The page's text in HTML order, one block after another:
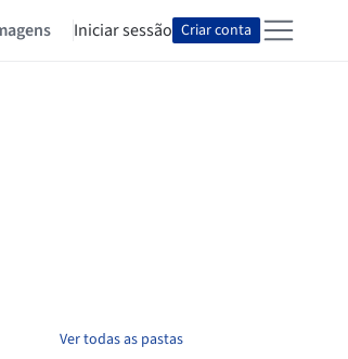
Iniciar sessão Criar conta
Ver todas as pastas